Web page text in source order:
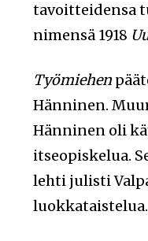
tavoitteidensa
nimensä 1918
Työmiehen
Hänninen.
Hänninen oli
itseopiskelua.
lehti julisti
luokkataistelua.